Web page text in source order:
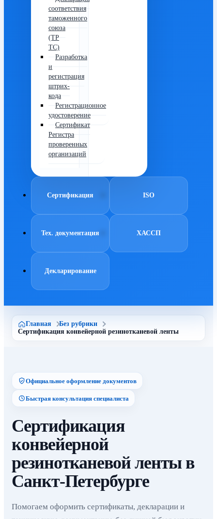
соответствия
таможенного
союза
(ТР
ТС)
Разработка
и
регистрация
штрих-
кода
Регистрационное
удостоверение
Сертификат
Регистра
проверенных
организаций
Сертификация ISO
Тех. документация ХАССП
Декларирование
Главная
Без рубрики
Сертификация конвейерной резинотканевой ленты
Официальное оформление документов
Быстрая консультация специалиста
Сертификация
конвейерной
резинотканевой ленты в
Санкт-Петербурге
Помогаем оформить сертификаты, декларации и